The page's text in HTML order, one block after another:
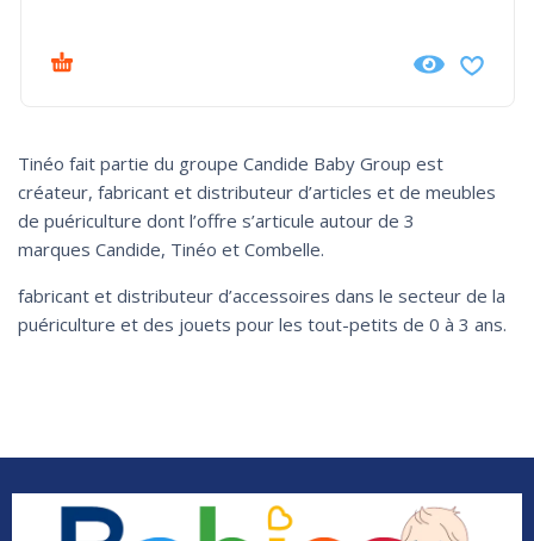
Tinéo fait partie du groupe Candide Baby Group est
créateur, fabricant et distributeur d’articles et de meubles
de puériculture dont l’offre s’articule autour de 3
marques Candide, Tinéo et Combelle.
fabricant et distributeur d’accessoires dans le secteur de la
puériculture et des jouets pour les tout-petits de 0 à 3 ans.